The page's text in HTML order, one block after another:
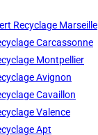
Recyclage Marseille
Carcassonne
Montpellier
Avignon
Cavaillon
Valence
Apt